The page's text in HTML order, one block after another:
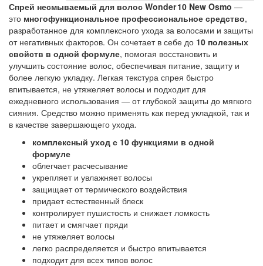
Спрей несмываемый для волос Wonder 10 New Osmo —
это многофункциональное профессиональное средство,
разработанное для комплексного ухода за волосами и защиты
от негативных факторов. Он сочетает в себе до 10 полезных
свойств в одной формуле, помогая восстановить и
улучшить состояние волос, обеспечивая питание, защиту и
более легкую укладку. Легкая текстура спрея быстро
впитывается, не утяжеляет волосы и подходит для
ежедневного использования — от глубокой защиты до мягкого
сияния. Средство можно применять как перед укладкой, так и
в качестве завершающего ухода.
комплексный уход с 10 функциями в одной
формуле
облегчает расчесывание
укрепляет и увлажняет волосы
защищает от термического воздействия
придает естественный блеск
контролирует пушистость и снижает ломкость
питает и смягчает пряди
не утяжеляет волосы
легко распределяется и быстро впитывается
подходит для всех типов волос